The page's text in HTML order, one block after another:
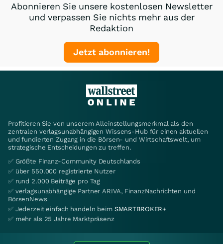
Abonnieren Sie unsere kostenlosen Newsletter
und verpassen Sie nichts mehr aus der
Redaktion
Jetzt abonnieren!
Profitieren Sie von unserem Alleinstellungsmerkmal als den
zentralen verlagsunabhängigen Wissens-Hub für einen aktuellen
und fundierten Zugang in die Börsen- und Wirtschaftswelt, um
strategische Entscheidungen zu treffen.
✅ Größte Finanz-Community Deutschlands
✅ über 550.000 registrierte Nutzer
✅ rund 2.000 Beiträge pro Tag
✅ verlagsunabhängige Partner ARIVA, FinanzNachrichten und
BörsenNews
✅ Jederzeit einfach handeln beim SMARTBROKER+
✅ mehr als 25 Jahre Marktpräsenz